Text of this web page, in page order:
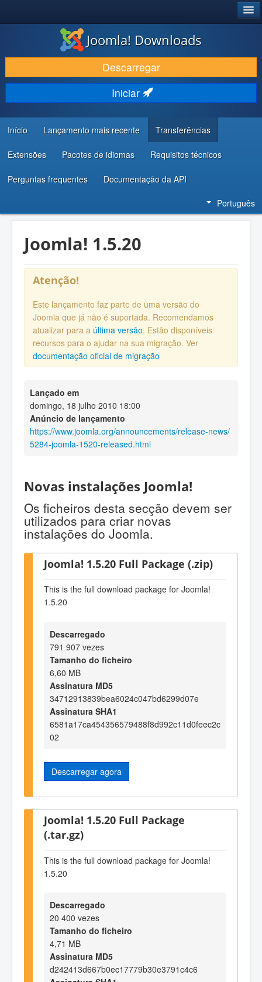
DESCARREGAR E EVOLUIR
DESCOBRIR E APRENDER
COMUNIDADE E SUPORTE
RECURSOS PARA PROGRAMADORES
Joomla! Downloads
Descarregar
Iniciar
Início Lançamento mais recente Transferências
Extensões Pacotes de idiomas Requisitos técnicos
Perguntas frequentes Documentação da API
Português
Joomla! 1.5.20
Atenção!
Este lançamento faz parte de uma versão do
Joomla que já não é suportada. Recomendamos
atualizar para a última versão. Estão disponíveis
recursos para o ajudar na sua migração. Ver
documentação oficial de migração
Lançado em
domingo, 18 julho 2010 18:00
Anúncio de lançamento
https://www.joomla.org/announcements/release-news/
5284-joomla-1520-released.html
Novas instalações Joomla!
Os ficheiros desta secção devem ser
utilizados para criar novas
instalações do Joomla.
Joomla! 1.5.20 Full Package (.zip)
This is the full download package for Joomla!
1.5.20
Descarregado
791 907 vezes
Tamanho do ficheiro
6,60 MB
Assinatura MD5
34712913839bea6024c047bd6299d07e
Assinatura SHA1
6581a17ca454356579488f8d992c11d0feec2c
02
Descarregar agora
Joomla! 1.5.20 Full Package
(.tar.gz)
This is the full download package for Joomla!
1.5.20
Descarregado
20 400 vezes
Tamanho do ficheiro
4,71 MB
Assinatura MD5
d242413d667b0ec17779b30e3791c4c6